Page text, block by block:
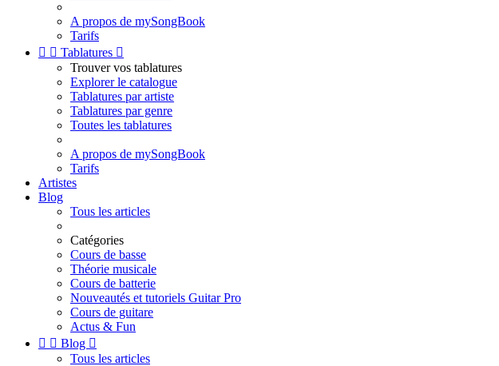
A propos de mySongBook
Tarifs
  Tablatures 
Trouver vos tablatures
Explorer le catalogue
Tablatures par artiste
Tablatures par genre
Toutes les tablatures
A propos de mySongBook
Tarifs
Artistes
Blog
Tous les articles
Catégories
Cours de basse
Théorie musicale
Cours de batterie
Nouveautés et tutoriels Guitar Pro
Cours de guitare
Actus & Fun
  Blog 
Tous les articles